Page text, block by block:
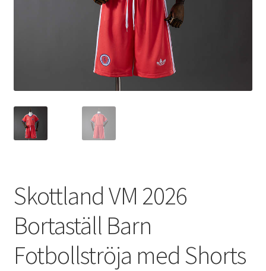
Skottland VM 2026
Bortaställ Barn
Fotbollströja med Shorts